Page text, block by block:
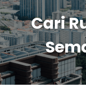
Cari